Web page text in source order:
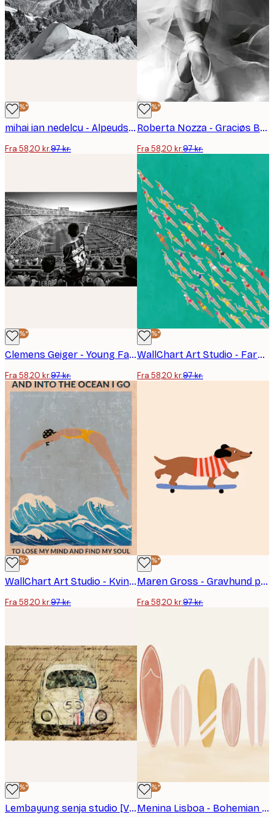
-40%*
mihai ian nedelcu - Alpeudsigt Plakat
Fra 58,20 kr.97 kr.
-40%*
Roberta Nozza - Graciøs Ballerina Plakat
Fra 58,20 kr.97 kr.
-40%*
Clemens Geiger - Young Fan Points Stadium Plakat
Fra 58,20 kr.97 kr.
-40%*
WallChart Art Studio - Farverig Svømmergruppe Plakat
Fra 58,20 kr.97 kr.
-40%*
WallChart Art Studio - Kvinde Dykker i Oceanbølger Plakat
Fra 58,20 kr.97 kr.
-40%*
Maren Gross - Gravhund på Skateboard Plakat
Fra 58,20 kr.97 kr.
-40%*
Lembayung senja studio [Vintage Plakat] - Vintage Bille Kunst Plakat
-40%*
Menina Lisboa - Bohemian Beach Surfboards Plakat